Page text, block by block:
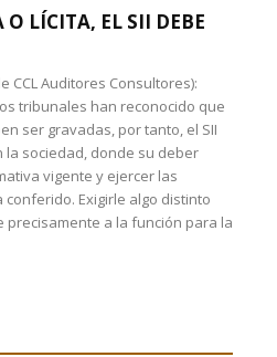
LÍCITA, EL SII DEBE
CCL Auditores Consultores):
tribunales han reconocido que
ser gravadas, por tanto, el SII
la sociedad, donde su deber
vigente y ejercer las
Exigirle algo distinto
a la función para la